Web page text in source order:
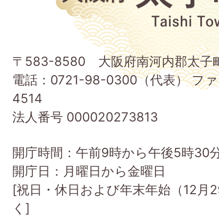
町
Taishi
Town
〒583-8580 大阪府南河内郡太子
電話：0721-98-0300（代表） フ
4514
法人番号 000020273813
開庁時間：午前9時から午後5時30
開庁日：月曜日から金曜日
[祝日・休日および年末年始（12月
く]